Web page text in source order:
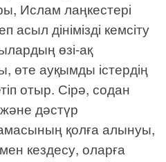
Ислам лаңкестері
дінімізді кемсіту
өзі-ақ
өте ауқымды істердің
отыр. Сірә, содан
дәстүр
қолға алынуы,
кездесу, оларға